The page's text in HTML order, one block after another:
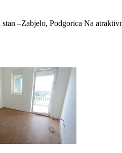
stan –Zabjelo, Podgorica Na